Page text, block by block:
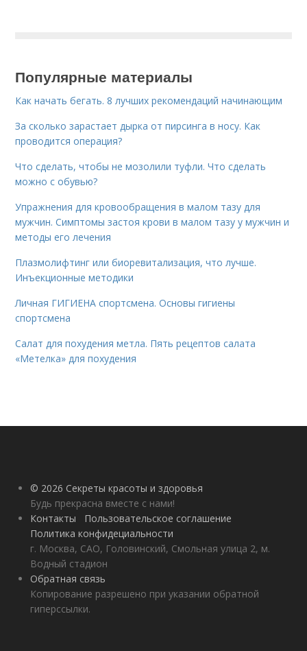
Популярные материалы
Как начать бегать. 8 лучших рекомендаций начинающим
За сколько зарастает дырка от пирсинга в носу. Как
проводится операция?
Что сделать, чтобы не мозолили туфли. Что сделать
можно с обувью?
Упражнения для кровообращения в малом тазу для
мужчин. Симптомы застоя крови в малом тазу у мужчин и
методы его лечения
Плазмолифтинг или биоревитализация, что лучше.
Инъекционные методики
Личная ГИГИЕНА спортсмена. Основы гигиены
спортсмена
Салат для похудения метла. Пять рецептов салата
«Метелка» для похудения
© 2026 Секреты красоты и здоровья
Будь прекрасна вместе с нами!
Контакты
Пользовательское соглашение
Политика конфидециальности
г. Москва, САО, Головинский, Смольная улица 2, м.
Водный стадион
Обратная связь
Копирование разрешено при указании обратной
гиперссылки.